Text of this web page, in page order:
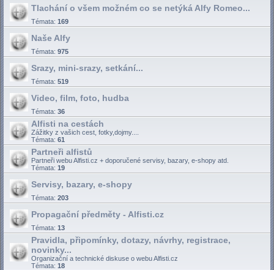
Tlachání o všem možném co se netýká Alfy Romeo...
Témata: 169
Naše Alfy
Témata: 975
Srazy, mini-srazy, setkání...
Témata: 519
Video, film, foto, hudba
Témata: 36
Alfisti na cestách
Zážitky z vašich cest, fotky,dojmy....
Témata: 61
Partneři alfistů
Partneři webu Alfisti.cz + doporučené servisy, bazary, e-shopy atd.
Témata: 19
Servisy, bazary, e-shopy
Témata: 203
Propagační předměty - Alfisti.cz
Témata: 13
Pravidla, připomínky, dotazy, návrhy, registrace,
novinky...
Organizační a technické diskuse o webu Alfisti.cz
Témata: 18